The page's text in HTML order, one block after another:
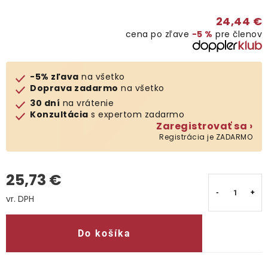
Predávané značky
Klub výhod
Kontakty
24,44 €
cena po zľave −5 % pre členov
-5% zľava na všetko
Doprava zadarmo na všetko
30 dní na vrátenie
Konzultácia s expertom zadarmo
Zaregistrovať sa ›
Registrácia je ZADARMO
25,73 €
Do košíka